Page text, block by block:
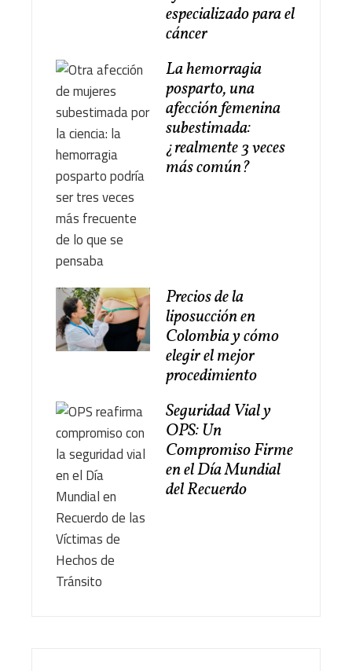
especializado para el
cáncer
La hemorragia
posparto, una
afección femenina
subestimada:
¿realmente 3 veces
más común?
Precios de la
liposucción en
Colombia y cómo
elegir el mejor
procedimiento
Seguridad Vial y
OPS: Un
Compromiso Firme
en el Día Mundial
del Recuerdo